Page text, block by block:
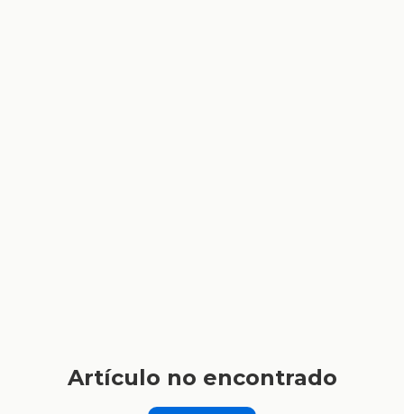
Artículo no encontrado